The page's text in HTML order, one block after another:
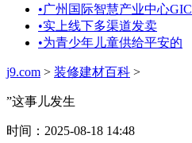
•广州国际智慧产业中心GIC
•实上线下多渠道发卖
•为青少年儿童供给平安的
j9.com > 装修建材百科 >
”这事儿发生
时间：2025-08-18 14:48